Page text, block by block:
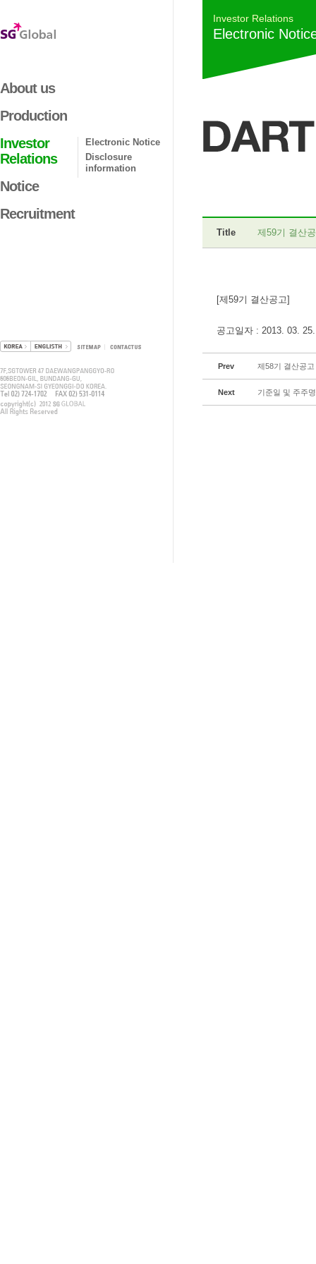
About us
Production
Investor
Relations
Notice
Recruitment
Electronic Notice
Disclosure
information
Investor Relations
Electronic
Title 제59기 결산
[제59기 결산공고]
공고일자 : 2013. 03. 25.
Prev 제58기 결산공고
Next 기준일 및 주주